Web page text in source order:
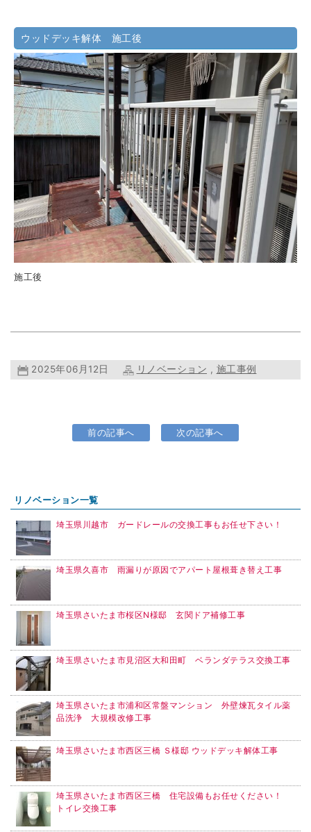
ウッドデッキ解体 施工後
施工後
2025年06月12日 リノベーション , 施工事例
前の記事へ 次の記事へ
リノベーション一覧
埼玉県川越市 ガードレールの交換工事もお任せ下さい！
埼玉県久喜市 雨漏りが原因でアパート屋根葺き替え工事
埼玉県さいたま市桜区N様邸 玄関ドア補修工事
埼玉県さいたま市見沼区大和田町 ベランダテラス交換工事
埼玉県さいたま市浦和区常盤マンション 外壁煉瓦タイル薬
品洗浄 大規模改修工事
埼玉県さいたま市西区三橋 Ｓ様邸 ウッドデッキ解体工事
埼玉県さいたま市西区三橋 住宅設備もお任せください！
トイレ交換工事